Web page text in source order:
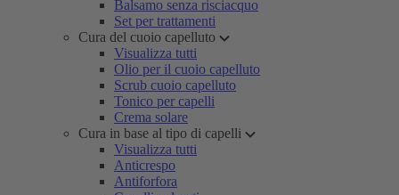
Balsamo senza risciacquo
Set per trattamenti
Cura del cuoio capelluto
Visualizza tutti
Olio per il cuoio capelluto
Scrub cuoio capelluto
Tonico per capelli
Crema solare
Cura in base al tipo di capelli
Visualizza tutti
Anticrespo
Antiforfora